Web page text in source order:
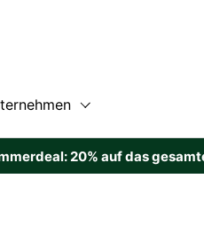
auf das gesamte Sortiment